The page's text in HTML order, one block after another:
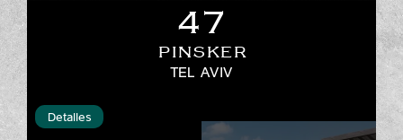
47
PINSKER
TEL AVIV
Detalles